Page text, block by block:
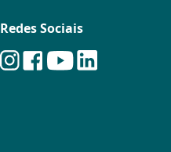
Redes Sociais